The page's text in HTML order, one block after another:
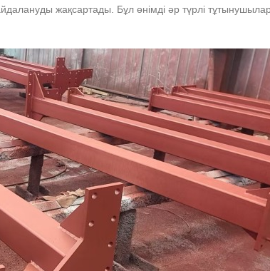
жақсартады. Бұл өнімді әр түрлі